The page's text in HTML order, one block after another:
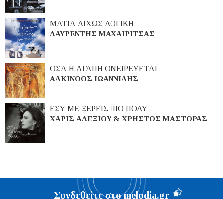
ΜΑΤΙΑ ΔΙΧΩΣ ΛΟΓΙΚΗ
ΛΑΥΡΕΝΤΗΣ ΜΑΧΑΙΡΙΤΣΑΣ
ΟΣΑ Η ΑΓΑΠΗ ΟΝΕΙΡΕΥΕΤΑΙ
ΑΛΚΙΝΟΟΣ ΙΩΑΝΝΙΔΗΣ
ΕΣΥ ΜΕ ΞΕΡΕΙΣ ΠΙΟ ΠΟΛΥ
ΧΑΡΙΣ ΑΛΕΞΙΟΥ & ΧΡΗΣΤΟΣ ΜΑΣΤΟΡΑΣ
Συνδεθείτε στο melodia.gr